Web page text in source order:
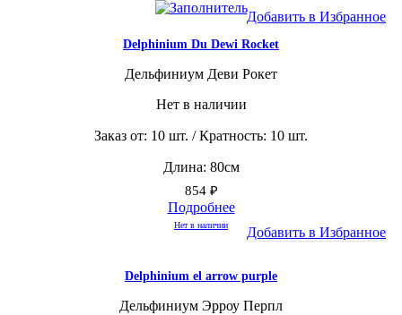
Добавить в Избранное
Delphinium Du Dewi Rocket
Дельфиниум Деви Рокет
Нет в наличии
Заказ от: 10 шт. / Кратность: 10 шт.
Длина: 80см
854 ₽
Подробнее
Нет в наличии Добавить в Избранное
Delphinium el arrow purple
Дельфиниум Эрроу Перпл